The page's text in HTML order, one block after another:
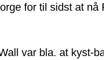
for til sidst at nå
var bla. at kyst-